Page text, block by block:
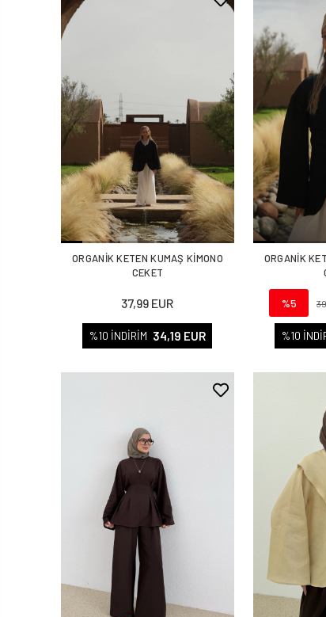
ORGANİK KETEN KUMAŞ KİMONO
CEKET
37,99 EUR
%10 İNDİRİM 34,19 EUR
ORGANİK
%5
%10